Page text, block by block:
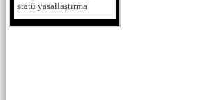
statü yasallaştırma